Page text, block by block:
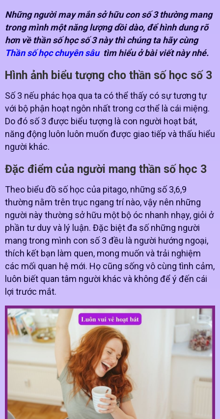
Những người may mắn sở hữu con số 3 thường mang
trong mình một năng lượng dồi dào, để hình dung rõ
hơn về thần số học số 3 này thì chúng ta hãy cùng
Thần số học chuyên sâutìm hiểu ở bài viết này nhé.
Hình ảnh biểu tượng cho thần số học số 3
Số 3 nếu phác họa qua ta có thể thấy có sự tương tự
với bộ phận hoạt ngôn nhất trong cơ thể là cái miệng.
Do đó số 3 được biểu tượng là con người hoạt bát,
năng động luôn luôn muốn được giao tiếp và thấu hiểu
người khác.
Đặc điểm của người mang thần số học 3
Theo biểu đồ số học của pitago, những số 3,6,9
thường nằm trên trục ngang trí nào, vậy nên những
người này thường sở hữu một bộ óc nhanh nhạy, giỏi ở
phần tư duy và lý luận. Đặc biệt đa số những người
mang trong mình con số 3 đều là người hướng ngoại,
thích kết bạn làm quen, mong muốn và trải nghiệm
các mối quan hệ mới. Họ cũng sống vô cùng tình cảm,
luôn biết quan tâm người khác và không để ý đến cái
lợi trước mắt.